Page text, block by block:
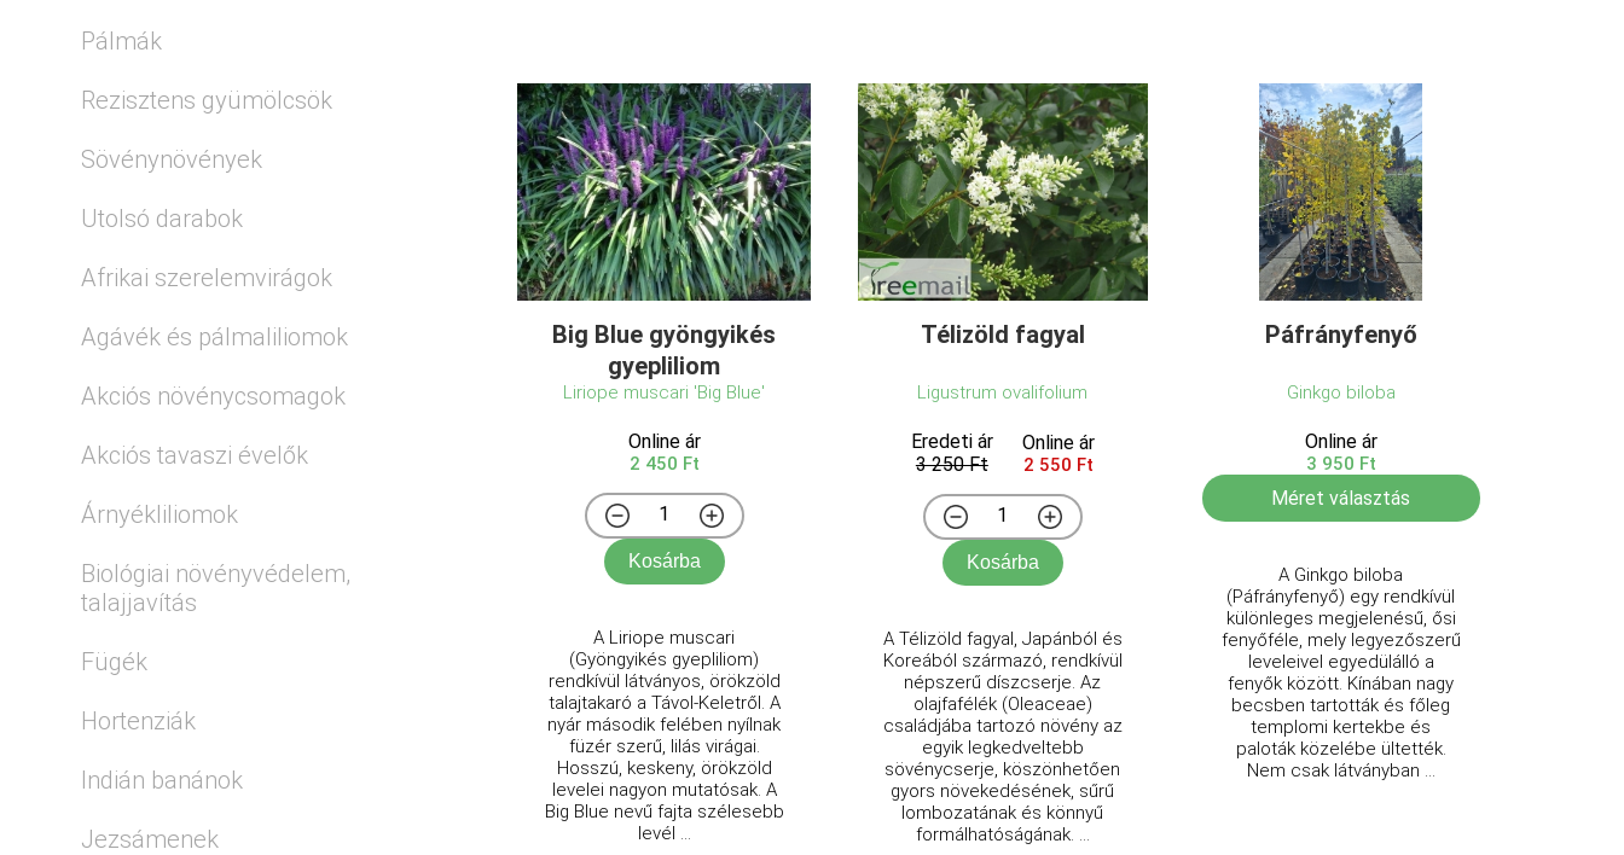
Pálmák
Rezisztens gyümölcsök
Sövénynövények
Utolsó darabok
Afrikai szerelemvirágok
Agávék és pálmaliliomok
Akciós növénycsomagok
Akciós tavaszi évelők
Árnyékliliomok
Biológiai növényvédelem,
talajjavítás
Fügék
Hortenziák
Indián banánok
Jezsámenek
Big Blue gyöngyikés
gyepliliom
Liriope muscari 'Big Blue'
Online ár
2 450 Ft
Kosárba
A Liriope muscari
(Gyöngyikés gyepliliom)
rendkívül látványos, örökzöld
talajtakaró a Távol-Keletről. A
nyár második felében nyílnak
füzér szerű, lilás virágai.
Hosszú, keskeny, örökzöld
levelei nagyon mutatósak. A
Big Blue nevű fajta szélesebb
levél ...
Télizöld fagyal
Ligustrum ovalifolium
Eredeti ár
3 250 Ft
Online ár
2 550 Ft
Kosárba
A Télizöld fagyal, Japánból és
Koreából származó, rendkívül
népszerű díszcserje. Az
olajfafélék (Oleaceae)
családjába tartozó növény az
egyik legkedveltebb
sövénycserje, köszönhetően
gyors növekedésének, sűrű
lombozatának és könnyű
formálhatóságának. ...
Páfrányfenyő
Ginkgo biloba
Online ár
3 950 Ft
Méret választás
A Ginkgo biloba
(Páfrányfenyő) egy rendkívül
különleges megjelenésű, ősi
fenyőféle, mely legyezőszerű
leveleivel egyedülálló a
fenyők között. Kínában nagy
becsben tartották és főleg
templomi kertekbe és
paloták közelébe ültették.
Nem csak látványban ...